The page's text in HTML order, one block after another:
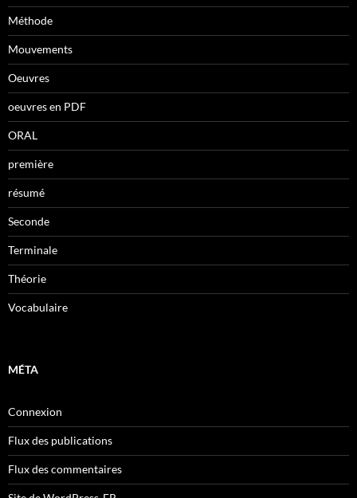
Méthode
Mouvements
Oeuvres
oeuvres en PDF
ORAL
première
résumé
Seconde
Terminale
Théorie
Vocabulaire
MÉTA
Connexion
Flux des publications
Flux des commentaires